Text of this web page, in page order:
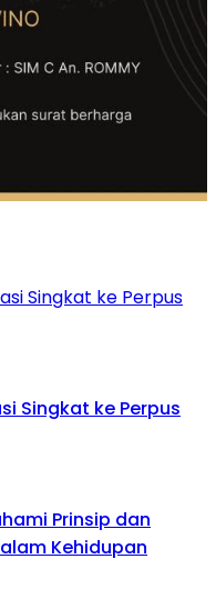
Singkat ke Perpus
Prinsip dan
Kehidupan